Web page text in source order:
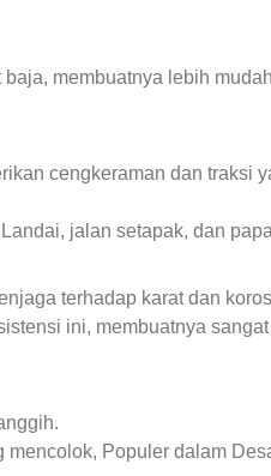
membuatnya lebih
cengkeraman dan traksi
jalan setapak, dan
terhadap karat dan
ini, membuatnya
Populer dalam